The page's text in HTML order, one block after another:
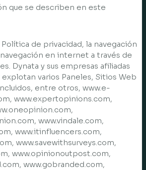
que se describen en este
de privacidad, la navegación
en internet a través de
Dynata y sus empresas afiliadas
varios Paneles, Sitios Web
entre otros, www.e-
www.expertopinions.com,
www.vindale.com,
www.itinfluencers.com,
www.savewithsurveys.com,
www.opinionoutpost.com,
www.gobranded.com,